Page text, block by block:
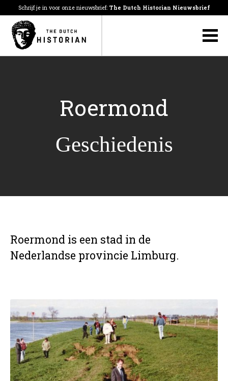
Schrijf je in voor onze nieuwsbrief: The Dutch Historian Nieuwsbrief
Roermond
Geschiedenis
Roermond is een stad in de
Nederlandse provincie Limburg.